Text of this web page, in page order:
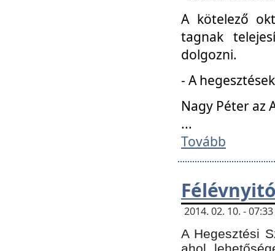
A kötelező
tagnak
dolgozni.
- A
Nagy Péter az
...
Tovább
2014. 02. 10. -
A Hegesztési